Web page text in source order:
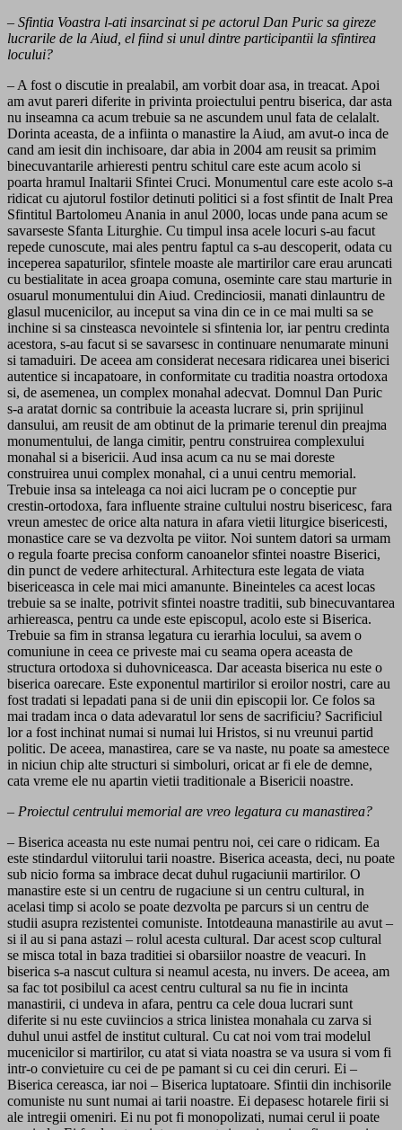
– Sfintia Voastra l-ati insarcinat si pe actorul Dan Puric sa gireze
lucrarile de la Aiud, el fiind si unul dintre participantii la sfintirea
locului?
– A fost o discutie in prealabil, am vorbit doar asa, in treacat. Apoi
am avut pareri diferite in privinta proiectului pentru biserica, dar asta
nu inseamna ca acum trebuie sa ne ascundem unul fata de celalalt.
Dorinta aceasta, de a infiinta o manastire la Aiud, am avut-o inca de
cand am iesit din inchisoare, dar abia in 2004 am reusit sa primim
binecuvantarile arhieresti pentru schitul care este acum acolo si
poarta hramul Inaltarii Sfintei Cruci. Monumentul care este acolo s-a
ridicat cu ajutorul fostilor detinuti politici si a fost sfintit de Inalt Prea
Sfintitul Bartolomeu Anania in anul 2000, locas unde pana acum se
savarseste Sfanta Liturghie. Cu timpul insa acele locuri s-au facut
repede cunoscute, mai ales pentru faptul ca s-au descoperit, odata cu
inceperea sapaturilor, sfintele moaste ale martirilor care erau aruncati
cu bestialitate in acea groapa comuna, oseminte care stau marturie in
osuarul monumentului din Aiud. Credinciosii, manati dinlauntru de
glasul mucenicilor, au inceput sa vina din ce in ce mai multi sa se
inchine si sa cinsteasca nevointele si sfintenia lor, iar pentru credinta
acestora, s-au facut si se savarsesc in continuare nenumarate minuni
si tamaduiri. De aceea am considerat necesara ridicarea unei biserici
autentice si incapatoare, in conformitate cu traditia noastra ortodoxa
si, de asemenea, un complex monahal adecvat. Domnul Dan Puric
s-a aratat dornic sa contribuie la aceasta lucrare si, prin sprijinul
dansului, am reusit de am obtinut de la primarie terenul din preajma
monumentului, de langa cimitir, pentru construirea complexului
monahal si a bisericii. Aud insa acum ca nu se mai doreste
construirea unui complex monahal, ci a unui centru memorial.
Trebuie insa sa inteleaga ca noi aici lucram pe o conceptie pur
crestin-ortodoxa, fara influente straine cultului nostru bisericesc, fara
vreun amestec de orice alta natura in afara vietii liturgice bisericesti,
monastice care se va dezvolta pe viitor. Noi suntem datori sa urmam
o regula foarte precisa conform canoanelor sfintei noastre Biserici,
din punct de vedere arhitectural. Arhitectura este legata de viata
bisericeasca in cele mai mici amanunte. Bineinteles ca acest locas
trebuie sa se inalte, potrivit sfintei noastre traditii, sub binecuvantarea
arhiereasca, pentru ca unde este episcopul, acolo este si Biserica.
Trebuie sa fim in stransa legatura cu ierarhia locului, sa avem o
comuniune in ceea ce priveste mai cu seama opera aceasta de
structura ortodoxa si duhovniceasca. Dar aceasta biserica nu este o
biserica oarecare. Este exponentul martirilor si eroilor nostri, care au
fost tradati si lepadati pana si de unii din episcopii lor. Ce folos sa
mai tradam inca o data adevaratul lor sens de sacrificiu? Sacrificiul
lor a fost inchinat numai si numai lui Hristos, si nu vreunui partid
politic. De aceea, manastirea, care se va naste, nu poate sa amestece
in niciun chip alte structuri si simboluri, oricat ar fi ele de demne,
cata vreme ele nu apartin vietii traditionale a Bisericii noastre.
– Proiectul centrului memorial are vreo legatura cu manastirea?
– Biserica aceasta nu este numai pentru noi, cei care o ridicam. Ea
este stindardul viitorului tarii noastre. Biserica aceasta, deci, nu poate
sub nicio forma sa imbrace decat duhul rugaciunii martirilor. O
manastire este si un centru de rugaciune si un centru cultural, in
acelasi timp si acolo se poate dezvolta pe parcurs si un centru de
studii asupra rezistentei comuniste. Intotdeauna manastirile au avut –
si il au si pana astazi – rolul acesta cultural. Dar acest scop cultural
se misca total in baza traditiei si obarsiilor noastre de veacuri. In
biserica s-a nascut cultura si neamul acesta, nu invers. De aceea, am
sa fac tot posibilul ca acest centru cultural sa nu fie in incinta
manastirii, ci undeva in afara, pentru ca cele doua lucrari sunt
diferite si nu este cuviincios a strica linistea monahala cu zarva si
duhul unui astfel de institut cultural. Cu cat noi vom trai modelul
mucenicilor si martirilor, cu atat si viata noastra se va usura si vom fi
intr-o convietuire cu cei de pe pamant si cu cei din ceruri. Ei –
Biserica cereasca, iar noi – Biserica luptatoare. Sfintii din inchisorile
comuniste nu sunt numai ai tarii noastre. Ei depasesc hotarele firii si
ale intregii omeniri. Ei nu pot fi monopolizati, numai cerul ii poate